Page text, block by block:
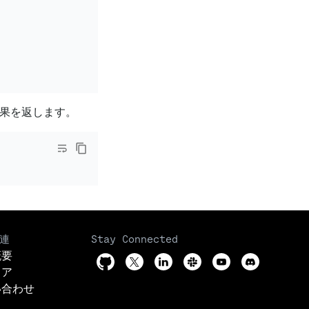
を返します。
わせ
Stay Connected